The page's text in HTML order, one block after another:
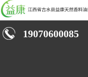
19070600085